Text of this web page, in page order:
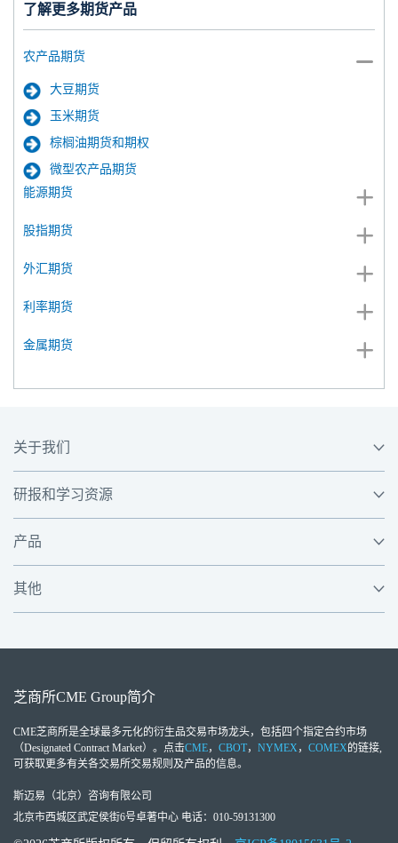
了解更多期货产品
农产品期货
大豆期货
玉米期货
棕榈油期货和期权
微型农产品期货
能源期货
股指期货
外汇期货
利率期货
金属期货
关于我们
研报和学习资源
产品
其他
芝商所CME Group简介
CME芝商所是全球最多元化的衍生品交易市场龙头，包括四个指定合约市场
（Designated Contract Market）。点击CME， CBOT， NYMEX ， COMEX的链接,
可获取更多有关各交易所交易规则及产品的信息。
斯迈易（北京）咨询有限公司
北京市西城区武定侯街6号卓著中心 电话：010-59131300